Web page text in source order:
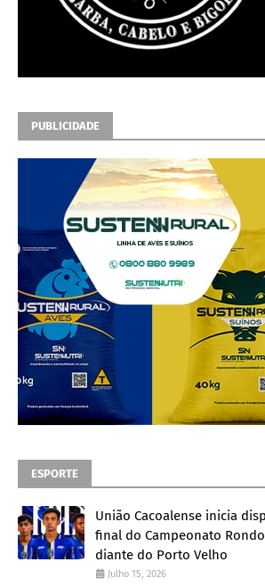
PUBLICIDADE
ESPORTE
União Cacoalense inicia
final do Campeonato
diante do Porto Velho
Julho 15, 2026